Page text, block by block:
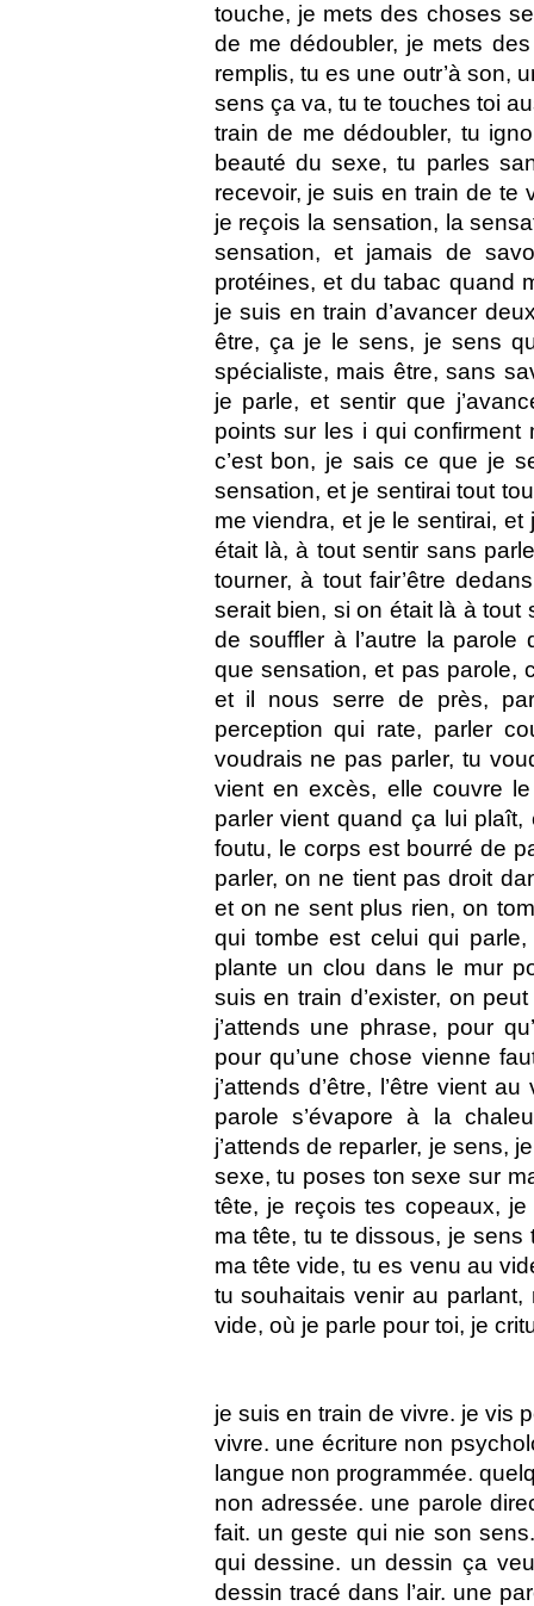
touche, je mets des choses
de me dédoubler, je mets
remplis, tu es une outr’à son,
sens ça va, tu te touches toi
train de me dédoubler, tu
beauté du sexe, tu parles
recevoir, je suis en train de te
je reçois la sensation, la
sensation, et jamais de
protéines, et du tabac quand
je suis en train d’avancer
être, ça je le sens, je sens
spécialiste, mais être, sans
je parle, et sentir que
points sur les i qui confirment
c’est bon, je sais ce que je
sensation, et je sentirai tout
me viendra, et je le sentirai, et
était là, à tout sentir sans
tourner, à tout fair’être
serait bien, si on était là à tout
de souffler à l’autre la parole
que sensation, et pas parole,
et il nous serre de près,
perception qui rate, parler
voudrais ne pas parler, tu
vient en excès, elle couvre
parler vient quand ça lui
foutu, le corps est bourré de
parler, on ne tient pas droit
et on ne sent plus rien, on
qui tombe est celui qui
plante un clou dans le mur
suis en train d’exister, on
j’attends une phrase, pour
pour qu’une chose vienne
j’attends d’être, l’être vient
parole s’évapore à la
j’attends de reparler, je sens,
sexe, tu poses ton sexe sur
tête, je reçois tes copeaux,
ma tête, tu te dissous, je
ma tête vide, tu es venu au
tu souhaitais venir au
vide, où je parle pour toi, je
je suis en train de vivre. je vis
vivre. une écriture non
langue non programmée.
non adressée. une parole
fait. un geste qui nie son
qui dessine. un dessin ça
dessin tracé dans l’air. une